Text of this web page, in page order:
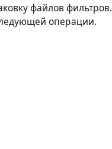
файлов фильтров.
операции.